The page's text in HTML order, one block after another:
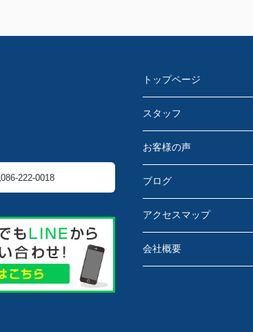
086-222-0018
トップページ
スタッフ
お客様の声
ブログ
アクセスマップ
会社概要